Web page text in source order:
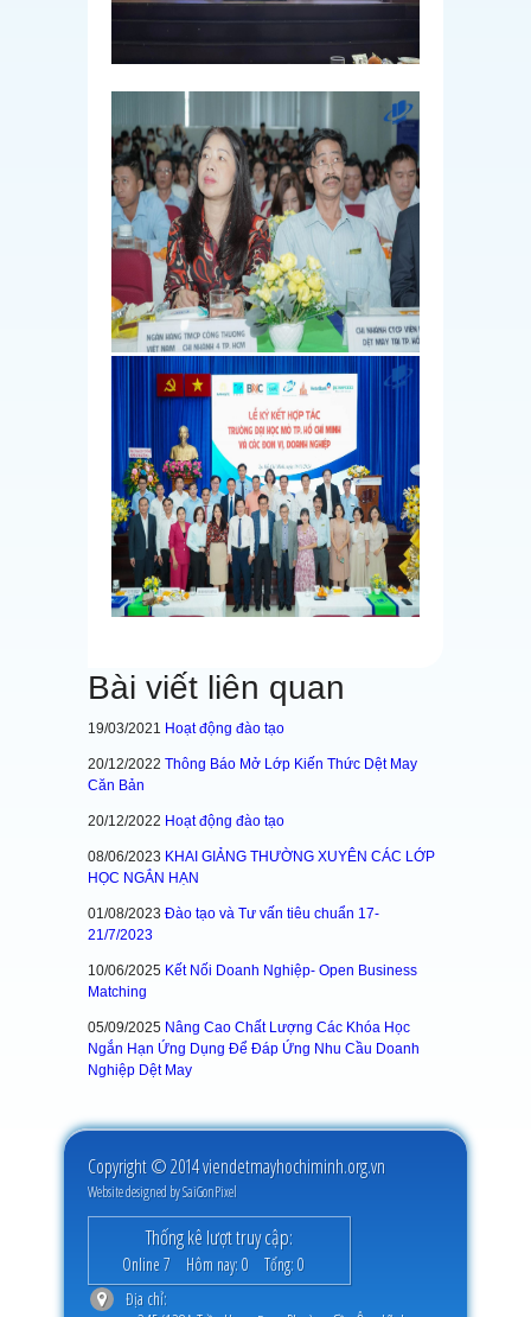
Bài viết liên quan
19/03/2021 Hoạt động đào tạo
20/12/2022 Thông Báo Mở Lớp Kiến Thức Dệt May
Căn Bản
20/12/2022 Hoạt động đào tạo
08/06/2023 KHAI GIẢNG THƯỜNG XUYÊN CÁC LỚP
HỌC NGẮN HẠN
01/08/2023 Đào tạo và Tư vấn tiêu chuẩn 17-
21/7/2023
10/06/2025 Kết Nối Doanh Nghiệp- Open Business
Matching
05/09/2025 Nâng Cao Chất Lượng Các Khóa Học
Ngắn Hạn Ứng Dụng Để Đáp Ứng Nhu Cầu Doanh
Nghiệp Dệt May
Copyright © 2014 viendetmayhochiminh.org.vn
Website designed bySaiGonPixel
Thống kê lượt truy cập:
Online7 Hôm nay:0 Tổng:0
Địa chỉ: